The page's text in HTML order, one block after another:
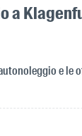
a
e le